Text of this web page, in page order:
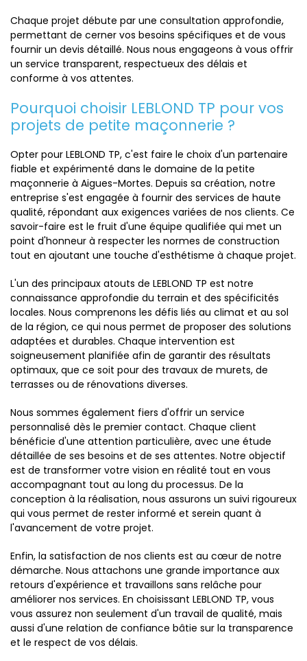
Chaque projet débute par une consultation approfondie,
permettant de cerner vos besoins spécifiques et de vous
fournir un devis détaillé. Nous nous engageons à vous offrir
un service transparent, respectueux des délais et
conforme à vos attentes.
Pourquoi choisir LEBLOND TP pour vos
projets de petite maçonnerie ?
Opter pour LEBLOND TP, c'est faire le choix d'un partenaire
fiable et expérimenté dans le domaine de la petite
maçonnerie à Aigues-Mortes. Depuis sa création, notre
entreprise s'est engagée à fournir des services de haute
qualité, répondant aux exigences variées de nos clients. Ce
savoir-faire est le fruit d'une équipe qualifiée qui met un
point d'honneur à respecter les normes de construction
tout en ajoutant une touche d'esthétisme à chaque projet.
L'un des principaux atouts de LEBLOND TP est notre
connaissance approfondie du terrain et des spécificités
locales. Nous comprenons les défis liés au climat et au sol
de la région, ce qui nous permet de proposer des solutions
adaptées et durables. Chaque intervention est
soigneusement planifiée afin de garantir des résultats
optimaux, que ce soit pour des travaux de murets, de
terrasses ou de rénovations diverses.
Nous sommes également fiers d'offrir un service
personnalisé dès le premier contact. Chaque client
bénéficie d'une attention particulière, avec une étude
détaillée de ses besoins et de ses attentes. Notre objectif
est de transformer votre vision en réalité tout en vous
accompagnant tout au long du processus. De la
conception à la réalisation, nous assurons un suivi rigoureux
qui vous permet de rester informé et serein quant à
l'avancement de votre projet.
Enfin, la satisfaction de nos clients est au cœur de notre
démarche. Nous attachons une grande importance aux
retours d'expérience et travaillons sans relâche pour
améliorer nos services. En choisissant LEBLOND TP, vous
vous assurez non seulement d'un travail de qualité, mais
aussi d'une relation de confiance bâtie sur la transparence
et le respect de vos délais.